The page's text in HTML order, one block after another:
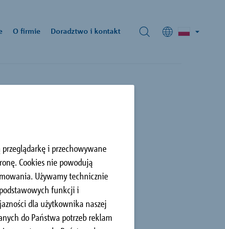
i przechowywane
Cookies nie powodują
Używamy technicznie
funkcji i
dla użytkownika naszej
do Państwa potrzeb reklam
Elewacja
O firmie Doradztwo i kontakt
99,
Tychy
789 98 12